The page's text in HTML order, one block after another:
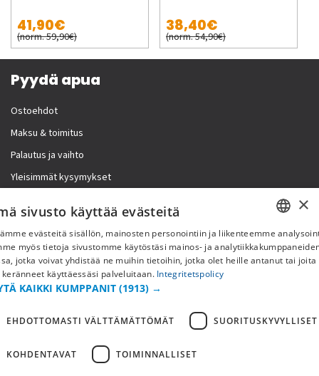
41,90€
(norm. 59,90€)
38,40€
(norm. 54,90€)
Pyydä apua
Ostoehdot
Maksu & toimitus
Palautus ja vaihto
Yleisimmät kysymykset
Lisää meistä
Yritystiedot
FI
×
sivusto käyttää evästeitä
evästeitä sisällön, mainosten personointiin ja liikenteemme
myös tietoja sivustomme käytöstäsi mainos- ja
jotka voivat yhdistää ne muihin tietoihin, jotka olet heille antanut tai joita
keränneet käyttäessäsi palveluitaan. Integritetspolicy
KAIKKI KUMPPANIT (1913) →
EHDOTTOMASTI VÄLTTÄMÄTTÖMÄT SUORITUSKYVYLLISET
KOHDENTAVAT TOIMINNALLISET